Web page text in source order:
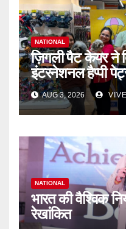
NATIONAL
ज़िगली पैट केयर ने
इंटरनेशनल हैप्पी
AUG 3, 2026
NATIONAL
भारत की वैश्विक
रेखांकित